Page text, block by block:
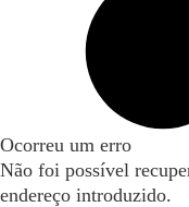
Ocorreu um erro
Não foi possível
endereço introduzido.